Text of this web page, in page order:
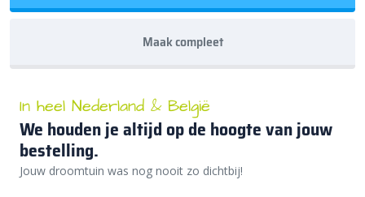
Maak compleet
In heel Nederland & België
We houden je altijd op de hoogte van jouw
bestelling.
Jouw droomtuin was nog nooit zo dichtbij!